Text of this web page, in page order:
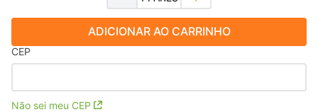
ADICIONAR AO CARRINHO
CEP
Não sei meu CEP